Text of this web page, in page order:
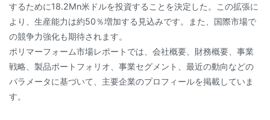
するために18.2Mn米ドルを投資することを決定した。この拡張に
より、生産能力は約50％増加する見込みです。また、国際市場で
の競争力強化も期待されます。
ポリマーフォーム市場レポートでは、会社概要、財務概要、事業
戦略、製品ポートフォリオ、事業セグメント、最近の動向などの
パラメータに基づいて、主要企業のプロフィールを掲載していま
す。